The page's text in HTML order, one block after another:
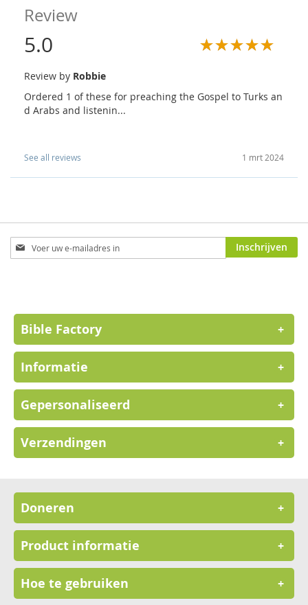
Review
5.0
Review by Robbie
Ordered 1 of these for preaching the Gospel to Turks an
d Arabs and listenin...
See all reviews 1 mrt 2024
Abonneer
u
Inschrijven
Bible Factory +
Informatie +
Gepersonaliseerd +
Verzendingen +
Doneren +
Product informatie +
Hoe te gebruiken +